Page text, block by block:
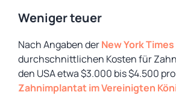
Weniger teuer
Nach Angaben derNew York Times
durchschnittlichen Kosten für
den USA etwa $3.000 bis $4.500
Zahnimplantat im Vereinigten